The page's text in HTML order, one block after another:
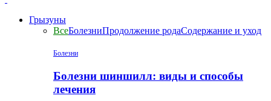
Грызуны
ВсеБолезниПродолжение родаСодержание и уход
Болезни
Болезни шиншилл: виды и способы
лечения